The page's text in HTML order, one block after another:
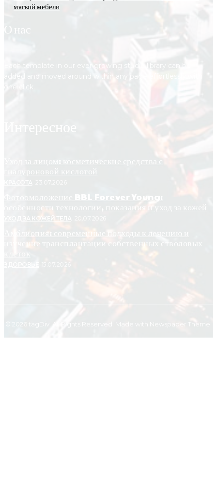
мягкой мебели
О нас
Each template in our ever growing studio library can be
added and moved around within any page effortlessly with
Интересное
Уход за лицом: косметические средства с
гиалуроновой кислотой
КРАСОТА
Фотоомоложение BBL Forever Young:
особенности технологии, показания и уход за кожей
УХОД ЗА КОЖЕЙ ТЕЛА
Амблиопия: современные подходы к лечению и
изучение трансплантации собственных стволовых
клеток
ЗДОРОВЬЕ
© 2026 tagDiv. All Rights Reserved. Made with Newspaper Theme.